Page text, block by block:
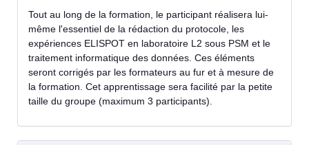
Tout au long de la formation, le participant réalisera lui-
même l'essentiel de la rédaction du protocole, les
expériences ELISPOT en laboratoire L2 sous PSM et le
traitement informatique des données. Ces éléments
seront corrigés par les formateurs au fur et à mesure de
la formation. Cet apprentissage sera facilité par la petite
taille du groupe (maximum 3 participants).